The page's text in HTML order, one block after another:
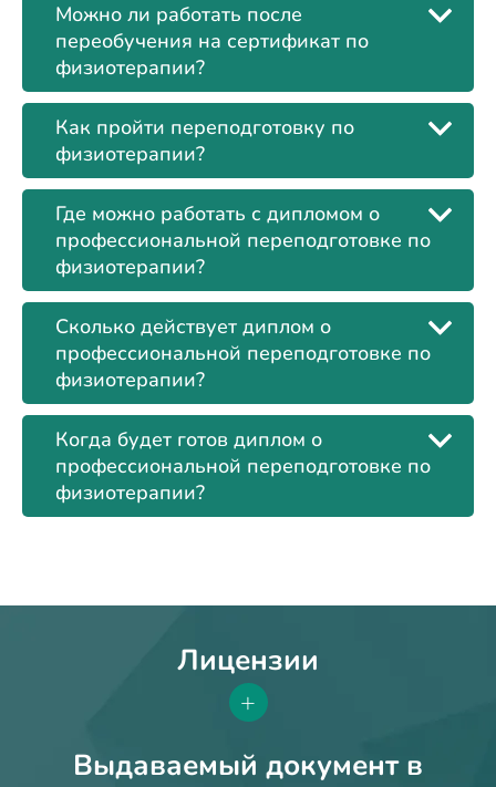
Можно ли работать после
переобучения на сертификат по
физиотерапии?
Как пройти переподготовку по
физиотерапии?
Где можно работать с дипломом о
профессиональной переподготовке по
физиотерапии?
Сколько действует диплом о
профессиональной переподготовке по
физиотерапии?
Когда будет готов диплом о
профессиональной переподготовке по
физиотерапии?
Лицензии
+
Выдаваемый документ в